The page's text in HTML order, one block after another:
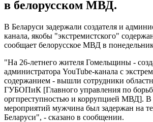
в белорусском МВД.
В Беларуси задержали создателя и
канала, якобы "экстремистского"
сообщает белорусское МВД в
"На 26-летнего жителя Гомельщины -
администратора YouTube-канала с
содержанием - вышли сотрудники
ГУБОПиК [Главного управления по
оргпреступностью и коррупцией МВД]. В
мероприятий мужчина был задержан на
Беларуси", - сказано в сообщении.